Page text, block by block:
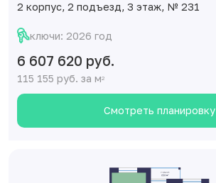
2 корпус, 2 подъезд, 3 этаж, № 231
ключи: 2026 год
6 607 620 руб.
115 155 руб. за м2
Смотреть планировку